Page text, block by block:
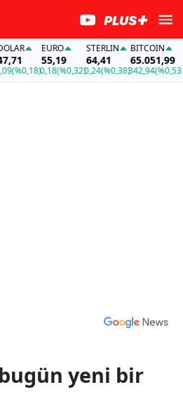
(%0,18)
EURO
55,19
0,18(%0,32)
STERLIN
64,41
0,24(%0,38)
BITCOIN
65.051,99
342,94(%0,53)
yeni bir